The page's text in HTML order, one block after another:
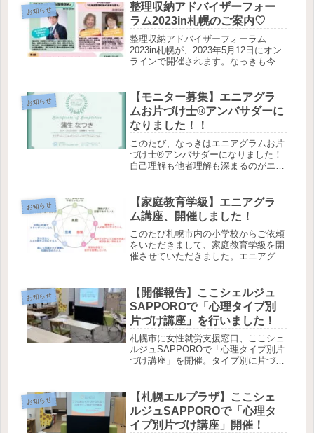
お知らせ
整理収納アドバイザーフォー
ラム2023in札幌のご案内♡
整理収納アドバイザーフォーラム
2023in札幌が、2023年5月12日にオン
ラインで開催されます。なっきも今
の参加となりますが、たくさんのお申
込みをお待ちしています。
お知らせ
【モニター募集】エニアグラ
ムお片づけ士®アンバサダーに
なりました！！
このたび、なっきはエニアグラムお片
づけ士®アンバサダーになりました！
自己理解も他者理解も深まるのがエニ
お知らせ
【家庭教育学級】エニアグラ
ム講座、開催しました！
このたび札幌市内の小学校からご依頼
をいただきまして、家庭教育学級を開
催させていただきました。エニアグラ
ーションのコツをお伝えしました。
お知らせ
【開催報告】ここシェルジュ
SAPPOROで「心理タイプ別
片づけ講座」を行いました！
札幌市に女性就労支援窓口、ここシェ
ルジュSAPPOROで「心理タイプ別片
づけ講座」を開催。タイプ別に片づけ
声と講座の様子をレポートします。
お知らせ
【札幌エルプラザ】ここシェ
ルジュSAPPOROで「心理タ
イプ別片づけ講座」開催！